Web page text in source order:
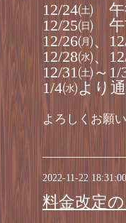
12/24㈯
12/25㈰ 午
12/26㈪、
12/28㈬、
12/31㈯～
1/4㈬より
よろしくお願
2022-11-22 18:31:00
料金改定